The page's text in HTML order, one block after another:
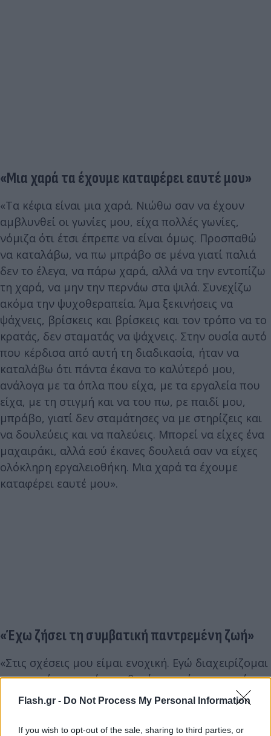
Flash.gr - Do Not Process My Personal Information
If you wish to opt-out of the sale, sharing to third parties, or
«Μια χαρά τα έχουμε καταφέρει εαυτέ μου»
«Τα κέφια είναι μια χαρά. Νιώθω σαν να έχουν
αμβλυνθεί οι γωνίες μου, είχα πολλές γωνίες,
νόμιζα ότι έτσι έπρεπε να είναι όμως. Προσπαθώ
να καταλάβω, να πω μπράβο σε μένα γιατί παλιά
δεν το έλεγα, να πάρω χαρά, αλλά να την εντοπίζω
τη χαρά, να μην την περνάω στα ψιλά. Συνεχίζω
ακόμα την ψυχοθεραπεία. Άμα ξεκινήσεις να
ψάχνεις, βρίσκεις και βρίσκεις και τον τρόπο να το
κρατάς, δεν σταματάς να ψάχνεις. Στην ουσία αυτό
που κέρδισα από αυτή τη διαδικασία, ήταν να
καταλάβω ότι πάντα έκανα το καλύτερό μου,
ανάλογα με τα όπλα που είχα, με τα εργαλεία που
είχα, με τη στιγμή και να του πω, ρε παιδί μου,
μπράβο, γιατί δεν σταμάτησες να με στηρίζεις και
να δουλεύεις και να παλεύεις. Μπορεί να είχες ένα
μαχαιράκι, αλλά εσύ έκανες δουλειά σαν να είχες
ολόκληρη εργαλειοθήκη. Μια χαρά τα έχουμε
καταφέρει εαυτέ μου».
«Έχω ζήσει τη συμβατική παντρεμένη ζωή»
«Στις σχέσεις μου είμαι ενοχική. Εγώ διαχειρίζομαι
τον εαυτό μου, εγώ οριοθετώ τα πράγματα, εγώ
όταν δεν το κάνω καλά, δυσκολεύομαι, δεν φταίνε
συμβατική παντρεμένη ζωή, αλλά διεκόπη. Δεν